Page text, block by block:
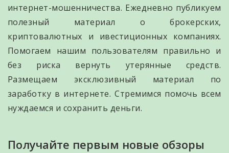
интернет-мошенничества. Ежедневно публикуем
полезный материал о брокерских,
криптовалютных и ивестиционных компаниях.
Помогаем нашим пользователям правильно и
без риска вернуть утерянные средств.
Размещаем эксклюзивный материал по
заработку в интернете. Стремимся помочь всем
нуждаемся и сохранить деньги.
Получайте первым новые обзоры